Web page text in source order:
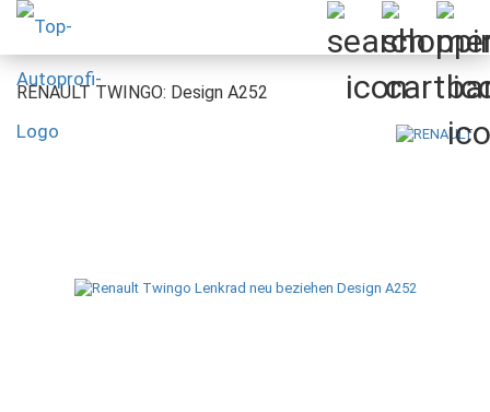
RENAULT TWINGO: Design A252